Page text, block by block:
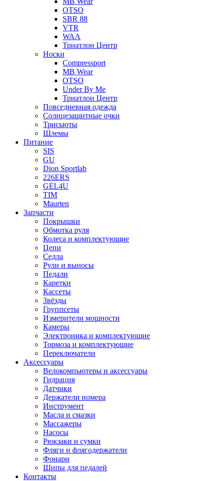
OTSO
SBR 88
VTR
WAA
Триатлон Центр
Носки
Compressport
MB Wear
OTSO
Under By Me
Триатлон Центр
Повседневная одежда
Солнцезащитные очки
Трисьюты
Шлемы
Питание
SIS
GU
Dion Sportlab
226ERS
GEL4U
TIM
Maurten
Запчасти
Покрышки
Обмотка руля
Колеса и комплектующие
Цепи
Седла
Рули и выносы
Педали
Каретки
Кассеты
Звёзды
Группсеты
Измерители мощности
Камеры
Электроника и комплектующие
Тормоза и комплектующие
Переключатели
Аксессуары
Велокомпьютеры и аксессуары
Гидрация
Датчики
Держатели номера
Инструмент
Масла и смазки
Массажеры
Насосы
Рюкзаки и сумки
Фляги и флягодержатели
Фонари
Шипы для педалей
Контакты